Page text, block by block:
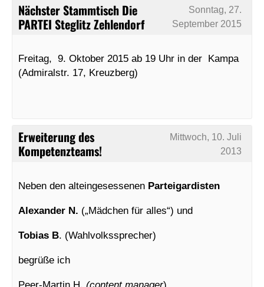
Nächster Stammtisch Die
PARTEI Steglitz Zehlendorf
Sonntag, 27.
September 2015
Freitag, 9. Oktober 2015 ab 19 Uhr in der Kampa
(Admiralstr. 17, Kreuzberg)
Erweiterung des
Kompetenzteams!
Mittwoch, 10. Juli
2013
Neben den alteingesessenen Parteigardisten
Alexander N. („Mädchen für alles“) und
Tobias B. (Wahlvolkssprecher)
begrüße ich
Peer-Martin H. (content manager)